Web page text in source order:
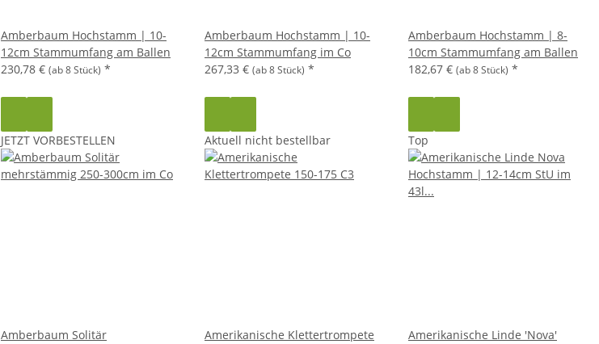
Amberbaum Hochstamm | 10-
12cm Stammumfang am Ballen
230,78 € (ab 8 Stück) *
Amberbaum Hochstamm | 10-
12cm Stammumfang im Co
267,33 € (ab 8 Stück) *
Amberbaum Hochstamm | 8-
10cm Stammumfang am Ballen
182,67 € (ab 8 Stück) *
JETZT VORBESTELLEN
Amberbaum Solitär
Aktuell nicht bestellbar
Amerikanische Klettertrompete
Top
Amerikanische Linde 'Nova'